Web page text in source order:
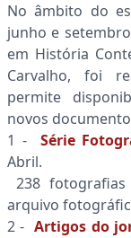
No âmbito do
junho e
em História
Carvalho, foi
permite
novos
1 - Série
Abril.
238
arquivo
2 -Artigos do